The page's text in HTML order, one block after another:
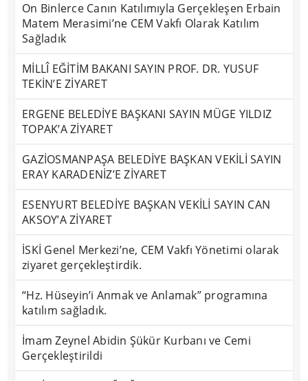
On Binlerce Canın Katılımıyla Gerçekleşen Erbain
Matem Merasimi’ne CEM Vakfı Olarak Katılım
Sağladık
MİLLÎ EĞİTİM BAKANI SAYIN PROF. DR. YUSUF
TEKİN’E ZİYARET
ERGENE BELEDİYE BAŞKANI SAYIN MÜGE YILDIZ
TOPAK’A ZİYARET
GAZİOSMANPAŞA BELEDİYE BAŞKAN VEKİLİ SAYIN
ERAY KARADENİZ’E ZİYARET
ESENYURT BELEDİYE BAŞKAN VEKİLİ SAYIN CAN
AKSOY’A ZİYARET
İSKİ Genel Merkezi’ne, CEM Vakfı Yönetimi olarak
ziyaret gerçekleştirdik.
“Hz. Hüseyin’i Anmak ve Anlamak” programına
katılım sağladık.
İmam Zeynel Abidin Şükür Kurbanı ve Cemi
Gerçekleştirildi